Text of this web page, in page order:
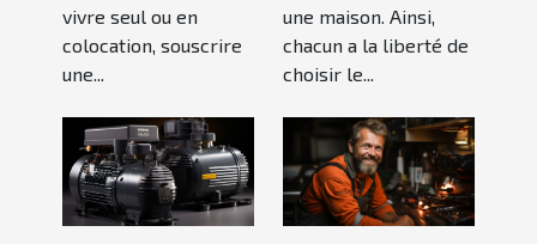
vivre seul ou en
colocation, souscrire
une...
une maison. Ainsi,
chacun a la liberté de
choisir le...